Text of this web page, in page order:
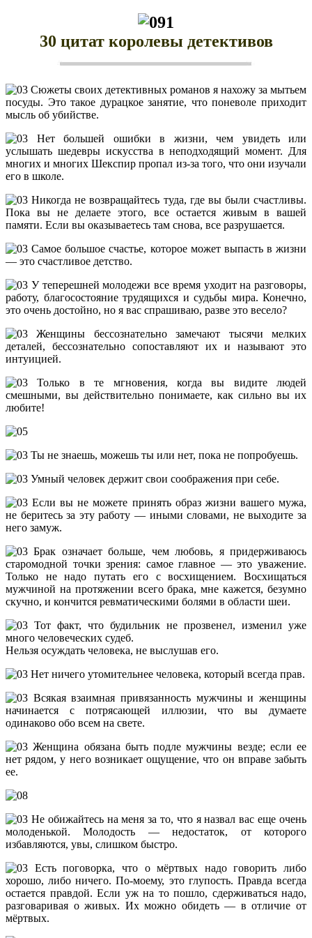
30 цитат королевы детективов
Сюжеты своих детективных романов я нахожу за мытьем
посуды. Это такое дурацкое занятие, что поневоле приходит
мысль об убийстве.
Нет большей ошибки в жизни, чем увидеть или
услышать шедевры искусства в неподходящий момент. Для
многих и многих Шекспир пропал из-за того, что они изучали
его в школе.
Никогда не возвращайтесь туда, где вы были счастливы.
Пока вы не делаете этого, все остается живым в вашей
памяти. Если вы оказываетесь там снова, все разрушается.
Самое большое счастье, которое может выпасть в жизни
— это счастливое детство.
У теперешней молодежи все время уходит на разговоры,
работу, благосостояние трудящихся и судьбы мира. Конечно,
это очень достойно, но я вас спрашиваю, разве это весело?
Женщины бессознательно замечают тысячи мелких
деталей, бессознательно сопоставляют их и называют это
интуицией.
Только в те мгновения, когда вы видите людей
смешными, вы действительно понимаете, как сильно вы их
любите!
Ты не знаешь, можешь ты или нет, пока не попробуешь.
Умный человек держит свои соображения при себе.
Если вы не можете принять образ жизни вашего мужа,
не беритесь за эту работу — иными словами, не выходите за
него замуж.
Брак означает больше, чем любовь, я придерживаюсь
старомодной точки зрения: самое главное — это уважение.
Только не надо путать его с восхищением. Восхищаться
мужчиной на протяжении всего брака, мне кажется, безумно
скучно, и кончится ревматическими болями в области шеи.
Тот факт, что будильник не прозвенел, изменил уже
много человеческих судеб.
Нельзя осуждать человека, не выслушав его.
Нет ничего утомительнее человека, который всегда прав.
Всякая взаимная привязанность мужчины и женщины
начинается с потрясающей иллюзии, что вы думаете
одинаково обо всем на свете.
Женщина обязана быть подле мужчины везде; если ее
нет рядом, у него возникает ощущение, что он вправе забыть
ее.
Не обижайтесь на меня за то, что я назвал вас еще очень
молоденькой. Молодость — недостаток, от которого
избавляются, увы, слишком быстро.
Есть поговорка, что о мёртвых надо говорить либо
хорошо, либо ничего. По-моему, это глупость. Правда всегда
остается правдой. Если уж на то пошло, сдерживаться надо,
разговаривая о живых. Их можно обидеть — в отличие от
мёртвых.